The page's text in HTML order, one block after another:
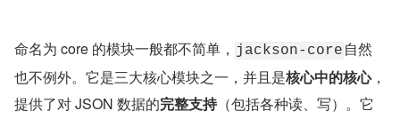
命名为 core 的模块一般都不简单， jackson-core 自然
也不例外。它是三大核心模块之一，并且是核心中的核心，
提供了对 JSON 数据的完整支持（包括各种读、写）。它